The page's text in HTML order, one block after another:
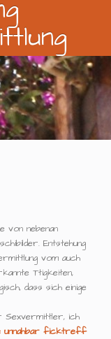
von nebenan
Entstehung
vom auch
Ttigkeiten,
dass sich einige
Sexvermittler, ich
unnahbar ficktreff